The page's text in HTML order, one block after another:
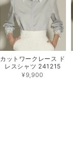
カットワークレース ド
レスシャツ 241215
¥9,900